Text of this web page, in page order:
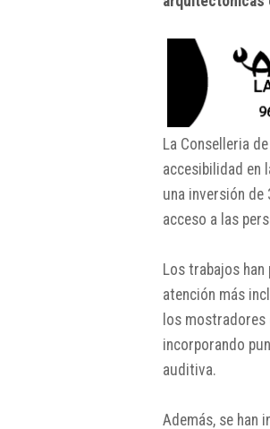
La Conselleria
accesibilidad en
una inversión
acceso a las
Los trabajos
atención más
los
incorporando
auditiva.
Además, se han